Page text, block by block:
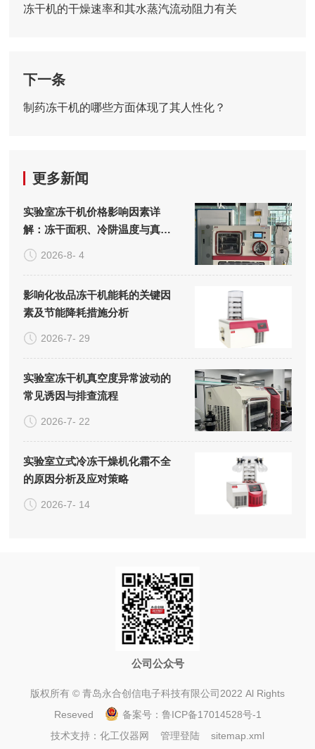
冻干机的干燥速率和其水蒸汽流动阻力有关
下一条
制药冻干机的哪些方面体现了其人性化？
更多新闻
实验室冻干机价格影响因素详
解：冻干面积、冷阱温度与真空
系统的成本构成
2026-8- 4
影响化妆品冻干机能耗的关键因
素及节能降耗措施分析
2026-7- 29
实验室冻干机真空度异常波动的
常见诱因与排查流程
2026-7- 22
实验室立式冷冻干燥机化霜不全
的原因分析及应对策略
2026-7- 14
公司公众号
版权所有 © 青岛永合创信电子科技有限公司2022 Al Rights
Reseved
备案号： 鲁ICP备17014528号-1
技术支持： 化工仪器网 管理登陆 sitemap.xml